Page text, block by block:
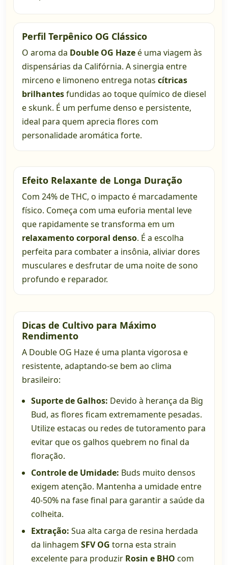
Perfil Terpênico OG Clássico
O aroma da Double OG Hazeé uma viagem às
dispensárias da Califórnia. A sinergia entre
mirceno e limoneno entrega notas cítricas
brilhantesfundidas ao toque químico de diesel
e skunk. É um perfume denso e persistente,
ideal para quem aprecia flores com
personalidade aromática forte.
Efeito Relaxante de Longa Duração
Com 24% de THC, o impacto é marcadamente
físico. Começa com uma euforia mental leve
que rapidamente se transforma em um
relaxamento corporal denso. É a escolha
perfeita para combater a insônia, aliviar dores
musculares e desfrutar de uma noite de sono
profundo e reparador.
Dicas de Cultivo para Máximo
Rendimento
A Double OG Haze é uma planta vigorosa e
resistente, adaptando-se bem ao clima
brasileiro:
Suporte de Galhos: Devido à herança da Big
Bud, as flores ficam extremamente pesadas.
Utilize estacas ou redes de tutoramento para
evitar que os galhos quebrem no final da
floração.
Controle de Umidade: Buds muito densos
exigem atenção. Mantenha a umidade entre
40-50% na fase final para garantir a saúde da
colheita.
Extração: Sua alta carga de resina herdada
da linhagem SFV OG torna esta strain
excelente para produzir Rosin e BHO com